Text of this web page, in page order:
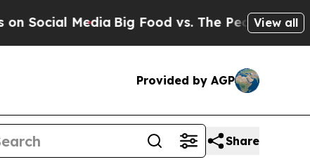
Big Food vs. The People. Big Food’s 239
View all
Provided by AGP
Share